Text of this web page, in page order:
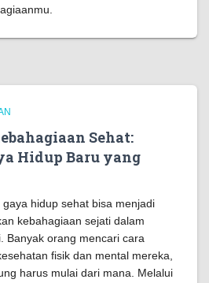
Sehat:
Hidup Baru yang
hidup sehat bisa menjadi
kebahagiaan sejati dalam
Banyak orang mencari cara
fisik dan mental mereka,
harus mulai dari mana. Melalui